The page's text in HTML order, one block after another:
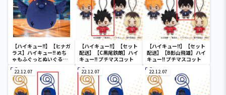
【ハイキュー!!】【ヒナガ
ラス】ハイキュー!! めち
ゃもふぐっとぬいぐるみ
～ヒナガラス～
【ハイキュー!!】【セット
配送】【C黒尾鉄朗】ハイ
キュー!! プチマスコット
【ハイキュー!!】【セット
配送】【B影山飛雄】ハイ
キュー!! プチマスコット
22.12.07 22.12.07 22.12.07